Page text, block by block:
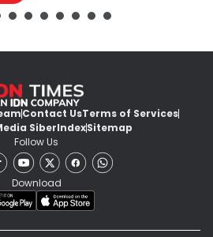
Contact UsTerms of Services
SiberIndexSitemap
Follow Us
Download